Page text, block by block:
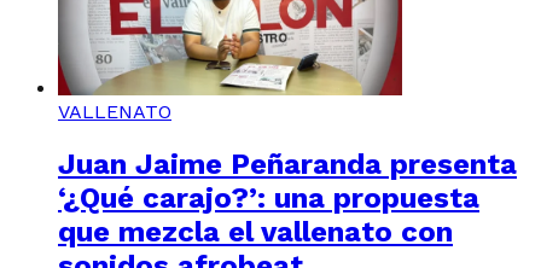
VALLENATO
Juan Jaime Peñaranda presenta
‘¿Qué carajo?’: una propuesta
que mezcla el vallenato con